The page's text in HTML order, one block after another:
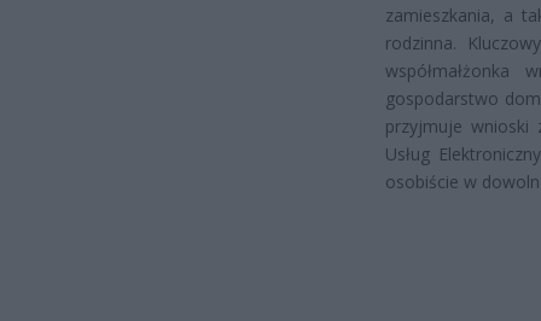
zamieszkania, a
rodzinna.
współmałżonka
gospodarstwo
przyjmuje wnioski
Usług
osobiście w